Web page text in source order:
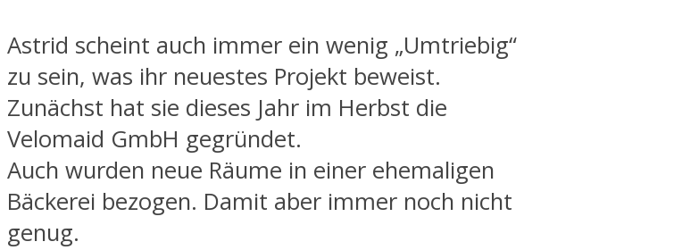
Astrid scheint auch immer ein wenig „Umtriebig“
zu sein, was ihr neuestes Projekt beweist.
Zunächst hat sie dieses Jahr im Herbst die
Velomaid GmbH gegründet.
Auch wurden neue Räume in einer ehemaligen
Bäckerei bezogen. Damit aber immer noch nicht
genug.